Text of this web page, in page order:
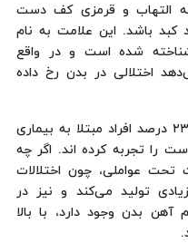
التهاب و قرمزی کف دست
کبد باشد. این علامت به نام
شده است و در واقع
اختلالی در بدن رخ داده
بنا به مطالعات صورت گرفته، حدود ۲۳ درصد افراد مبتلا به بیماری
را تجربه کرده اند. اگر چه
عواملی، چون اختلالات
تولید می‌کند و نیز در
آهن بدن وجود دارد، با بالا